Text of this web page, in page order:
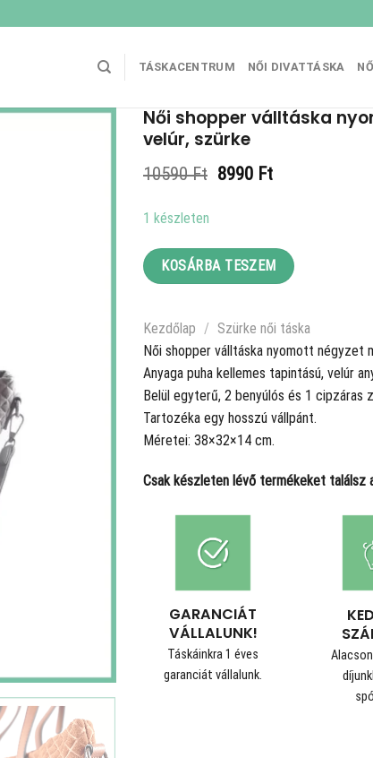
TÁSKACENTRUM NŐI DIVATTÁSKA
Női shopper válltáska
velúr, szürke
10590Ft Original
8990 FtCurrent
1 készleten
KOSÁRBA TESZEM
Kezdőlap / Szürke női táska
Női shopper válltáska nyomott négyzet
Anyaga puha kellemes tapintású, velúr
Belül egyterű, 2 benyúlós és 1 cipzáras
Tartozéka egy hosszú vállpánt.
Méretei: 38×32×14 cm.
Csak készleten lévő termékeket találsz
GARANCIÁT
VÁLLALUNK!
Táskáinkra 1 éves
garanciát vállalunk.